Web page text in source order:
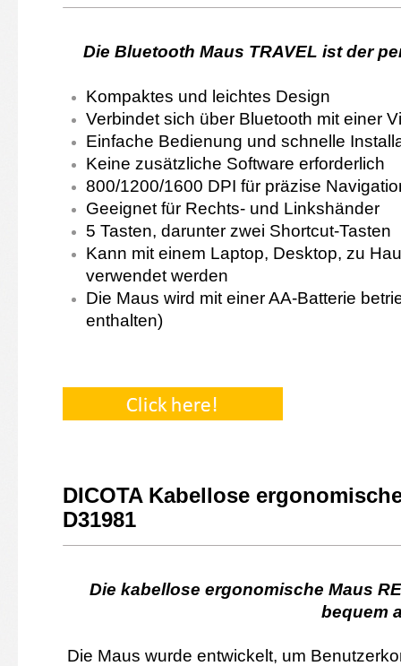
Die Bluetooth Maus TRAVEL ist der
Kompaktes und leichtes Design
Verbindet sich über Bluetooth mit einer
Einfache Bedienung und schnelle
Keine zusätzliche Software erforderlich
800/1200/1600 DPI für präzise
Geeignet für Rechts- und Linkshänder
5 Tasten, darunter zwei Shortcut-Tasten
Kann mit einem Laptop, Desktop, zu
verwendet werden
Die Maus wird mit einer AA-Batterie
enthalten)
DICOTA Kabellose
D31981
Die kabellose ergonomische Maus
bequem
Die Maus wurde entwickelt, um